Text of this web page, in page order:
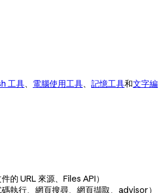
工具、 電腦使用工具、 記憶工具和文字編
的 URL 來源、Files API）
執行、網頁搜尋、網頁擷取、advisor）